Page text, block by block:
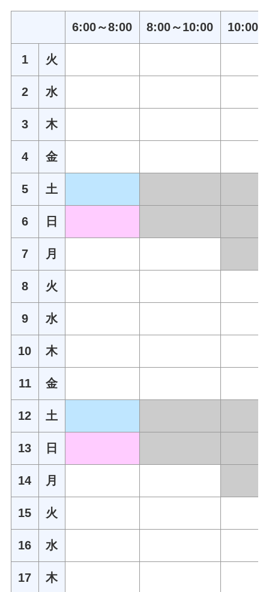
6:00～8:00 8:00～10:00 10:00
1 火
2 水
3 木
4 金
5 土
6 日
7 月
8 火
9 水
10 木
11 金
12 土
13 日
14 月
15 火
16 水
17 木